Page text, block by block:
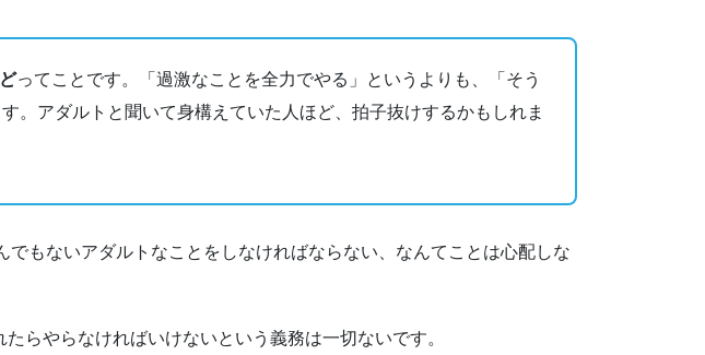
ってことです。「過激なことを全力でやる」というよりも、「そう
。アダルトと聞いて身構えていた人ほど、拍子抜けするかもしれま
もないアダルトなことをしなければならない、なんてことは心配しな
らやらなければいけないという義務は一切ないです。